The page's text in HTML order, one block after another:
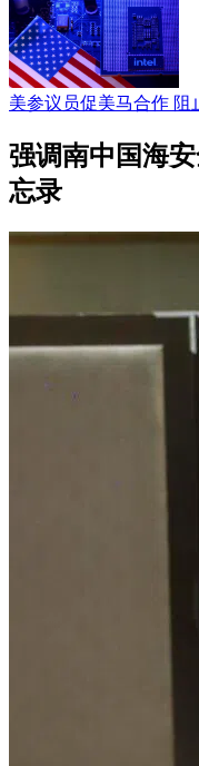
美参议员促美马合作 阻
强调南中国海
忘录